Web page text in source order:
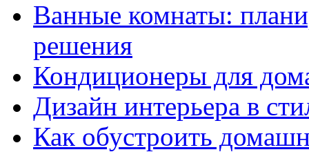
Ванные комнаты:
решения
Кондиционеры для
Дизайн интерьера в
Как обустроить